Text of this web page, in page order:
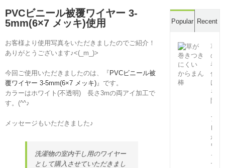
PVCビニール被覆ワイヤー 3-
5mm(6×7 メッキ)使用
お客様より使用写真をいただきましたのでご紹介！
ありがとうございます♪<(_m_)>
今回ご使用いただきましたのは、『PVCビニール被
覆ワイヤー 3-5mm(6×7 メッキ) 』です。
カラーはホワイト(不透明) 長さ3mの両アイ加工で
す。(^^♪
メッセージもいただきました♪
洗濯物の室内干し用のワイヤー
として購入させていただきまし
Popular Recent
草
の
巻
付
け
を
防
ア
レ
が
ワ
イ
ヤ